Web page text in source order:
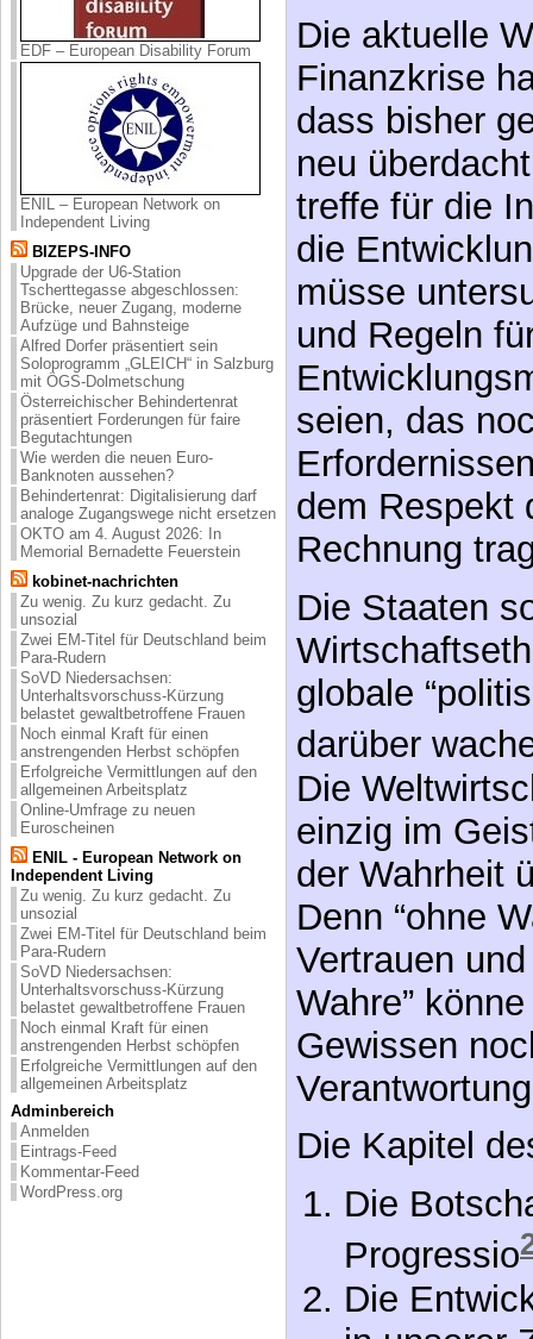
EDF – European Disability Forum
ENIL – European Network on
Independent Living
BIZEPS-INFO
Upgrade der U6-Station
Tscherttegasse abgeschlossen:
Brücke, neuer Zugang, moderne
Aufzüge und Bahnsteige
Alfred Dorfer präsentiert sein
Soloprogramm „GLEICH“ in Salzburg
mit ÖGS-Dolmetschung
Österreichischer Behindertenrat
präsentiert Forderungen für faire
Begutachtungen
Wie werden die neuen Euro-
Banknoten aussehen?
Behindertenrat: Digitalisierung darf
analoge Zugangswege nicht ersetzen
OKTO am 4. August 2026: In
Memorial Bernadette Feuerstein
kobinet-nachrichten
Zu wenig. Zu kurz gedacht. Zu
unsozial
Zwei EM-Titel für Deutschland beim
Para-Rudern
SoVD Niedersachsen:
Unterhaltsvorschuss-Kürzung
belastet gewaltbetroffene Frauen
Noch einmal Kraft für einen
anstrengenden Herbst schöpfen
Erfolgreiche Vermittlungen auf den
allgemeinen Arbeitsplatz
Online-Umfrage zu neuen
Euroscheinen
ENIL - European Network on
Independent Living
Zu wenig. Zu kurz gedacht. Zu
unsozial
Zwei EM-Titel für Deutschland beim
Para-Rudern
SoVD Niedersachsen:
Unterhaltsvorschuss-Kürzung
belastet gewaltbetroffene Frauen
Noch einmal Kraft für einen
anstrengenden Herbst schöpfen
Erfolgreiche Vermittlungen auf den
allgemeinen Arbeitsplatz
Adminbereich
Anmelden
Eintrags-Feed
Kommentar-Feed
WordPress.org
Die aktuelle
Finanzkrise
dass bisher
neu
treffe für die
die
müsse
und Regeln
seien, das
dem Respekt
Rechnung
Die Staaten
globale
darüber
Die
einzig im
der Wahrheit
Denn “ohne
Vertrauen
Wahre”
Gewissen
Die Kapitel
Die
Progressio
Die